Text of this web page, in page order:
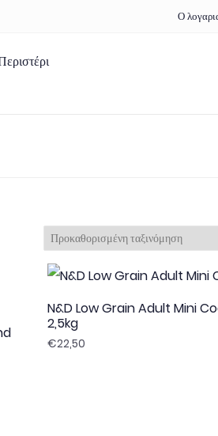
Ο
N&D Low Grain Adult Mini
2,5kg
€22,50